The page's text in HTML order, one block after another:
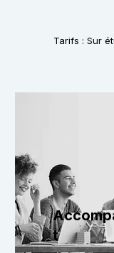
Tarifs : Sur
t